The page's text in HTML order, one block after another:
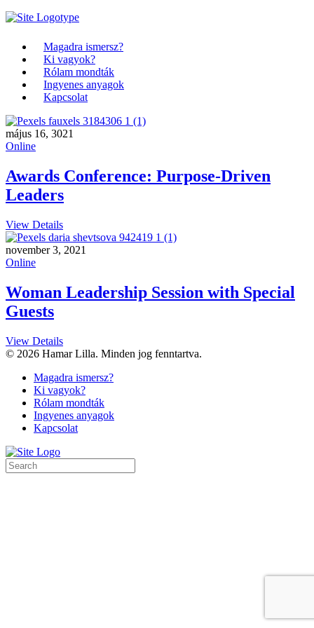
Magadra ismersz?
Ki vagyok?
Rólam mondták
Ingyenes anyagok
Kapcsolat
május 16, 3021
Online
Awards Conference: Purpose-Driven
Leaders
View Details
november 3, 2021
Online
Woman Leadership Session with Special
Guests
View Details
© 2026 Hamar Lilla. Minden jog fenntartva.
Magadra ismersz?
Ki vagyok?
Rólam mondták
Ingyenes anyagok
Kapcsolat